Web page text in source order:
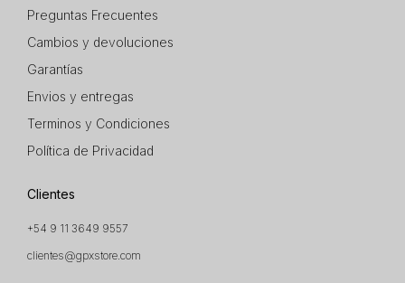
Preguntas Frecuentes
Cambios y devoluciones
Garantías
Envios y entregas
Terminos y Condiciones
Política de Privacidad
Clientes
+54 9 11 3649 9557
clientes@gpxstore.com